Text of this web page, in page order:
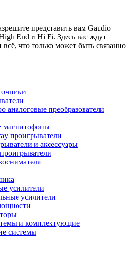
представить вам Gaudio —
End и Hi Fi. Здесь вас ждут
что только может быть связанно
аналоговые преобразователи
магнитофоны
проигрыватели
и аксессуары
усилители
усилители
и комплектующие
системы